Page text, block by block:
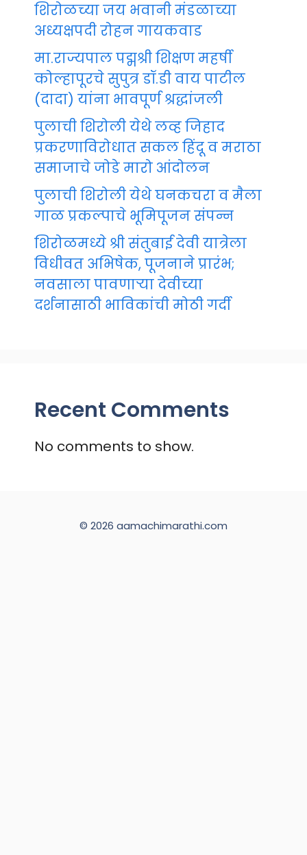
शिरोळच्या जय भवानी मंडळाच्या
अध्यक्षपदी रोहन गायकवाड
मा.राज्यपाल पद्मश्री शिक्षण महर्षी
कोल्हापूरचे सुपुत्र डॉ.डी वाय पाटील
(दादा) यांना भावपूर्ण श्रद्धांजली
पुलाची शिरोली येथे लव्ह जिहाद
प्रकरणाविरोधात सकल हिंदू व मराठा
समाजाचे जोडे मारो आंदोलन
पुलाची शिरोली येथे घनकचरा व मैला
गाळ प्रकल्पाचे भूमिपूजन संपन्न
शिरोळमध्ये श्री संतुबाई देवी यात्रेला
विधीवत अभिषेक, पूजनाने प्रारंभ;
नवसाला पावणाऱ्या देवीच्या
दर्शनासाठी भाविकांची मोठी गर्दी
Recent Comments
No comments to show.
© 2026 aamachimarathi.com